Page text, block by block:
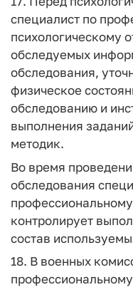
специалист по
психологическому
обследуемых
обследования,
физическое
обследованию и
выполнения
методик.
Во время
обследования
контролирует
состав
18. В военных